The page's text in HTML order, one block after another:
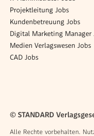
Projektleitung Jobs
Kundenbetreuung Jobs
Digital Marketing Manager
Medien Verlagswesen Jobs
CAD Jobs
© STANDARD
Alle Rechte vorbehalten.